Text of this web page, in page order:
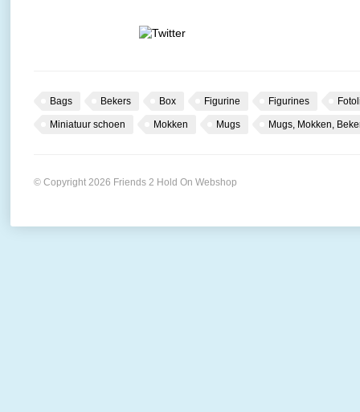
Bags Bekers Box Figurine Figurines
Miniatuur schoen Mokken Mugs Mugs, Mokken,
© Copyright 2026 Friends 2 Hold On Webshop